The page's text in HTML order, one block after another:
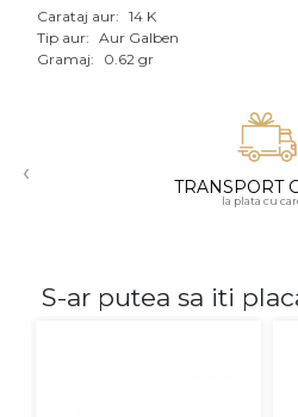
Aur mixt
18K
Carataj aur: 14 K
Tip aur: Aur Galben
Gramaj:
0.62 gr
‹ TRANSPORT
la plata cu
S-ar putea sa iti